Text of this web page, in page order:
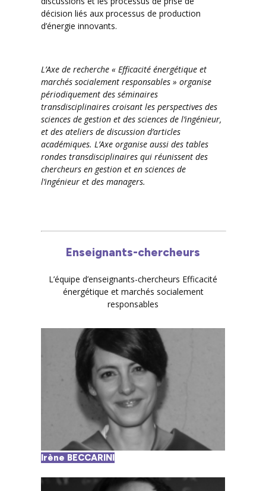
décision liés aux processus de production
d’énergie innovants.
L’Axe de recherche « Efficacité énergétique et
marchés socialement responsables » organise
périodiquement des séminaires
transdisciplinaires croisant les perspectives des
sciences de gestion et des sciences de l’ingénieur,
et des ateliers de discussion d’articles
académiques. L’Axe organise aussi des tables
rondes transdisciplinaires qui réunissent des
chercheurs en gestion et en sciences de
l’ingénieur et des managers.
Enseignants-chercheurs
L’équipe d’enseignants-chercheurs Efficacité
énergétique et marchés socialement
responsables
Irène BECCARINI